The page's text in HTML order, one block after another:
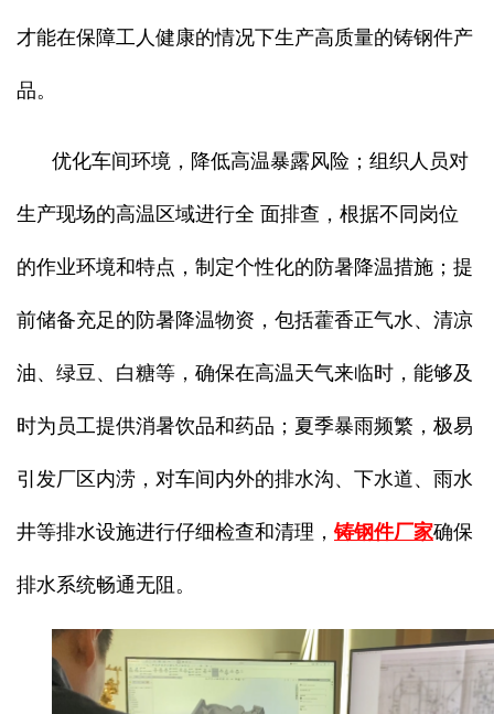
才能在保障工人健康的情况下生产高质量的铸钢件产
品。
优化车间环境，降低高温暴露风险；组织人员对
生产现场的高温区域进行全 面排查，根据不同岗位
的作业环境和特点，制定个性化的防暑降温措施；提
前储备充足的防暑降温物资，包括藿香正气水、清凉
油、绿豆、白糖等，确保在高温天气来临时，能够及
时为员工提供消暑饮品和药品；夏季暴雨频繁，极易
引发厂区内涝，对车间内外的排水沟、下水道、雨水
井等排水设施进行仔细检查和清理，铸钢件厂家确保
排水系统畅通无阻。